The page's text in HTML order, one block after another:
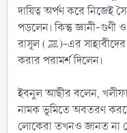
দায়িত্ব অর্পণ করে নিজেই
পড়লেন। কিন্তু জ্ঞানী-গুণী
রাসূল (ﷺ)-এর সাহাবীদের মধ্য হ’তে কাউকে সেনাপতি নির্বাচন
করার পরামর্শ দিলেন।
ইবনুল আছীর বলেন, খলীফা
নামক ভূমিতে অবতরণ
লোকেরা তখনও জানত না